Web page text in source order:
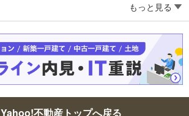
もっと見る
Yahoo!不動産トップへ戻る